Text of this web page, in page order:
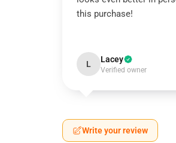
this purchase!
L Lacey
Verified owner
Write your review